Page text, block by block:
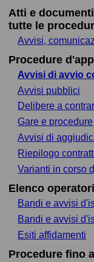
Atti e
tutte le
Avvisi,
Procedure
Avvisi di avvio
Avvisi pubblici
Delibere a
Gare e procedure
Avvisi di
Riepilogo
Varianti in corso
Elenco
Bandi e avvisi
Bandi e avvisi
Esiti affidamenti
Procedure fino